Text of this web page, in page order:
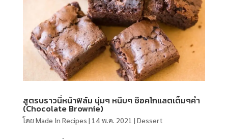
สูตรบราวนี่หน้าฟิล์ม นุ่มๆ หนึบๆ ช๊อคโกแลตเต็มๆคำ
(Chocolate Brownie)
โดย Made In Recipes | 14 พ.ค. 2021 | Dessert